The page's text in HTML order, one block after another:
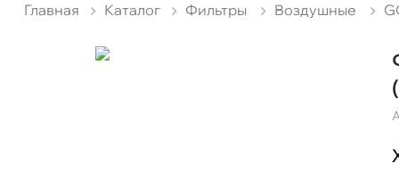
Главная Катало Фильтры оздушные